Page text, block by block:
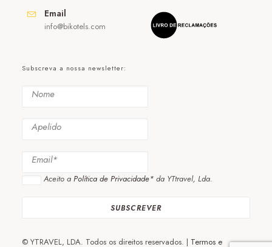
Email
info@bikotels.com
Subscreva a nossa newsletter:
Aceito a Política de Privacidade* da YTtravel, Lda.
© YTRAVEL, LDA. Todos os direitos reservados. | Termos e